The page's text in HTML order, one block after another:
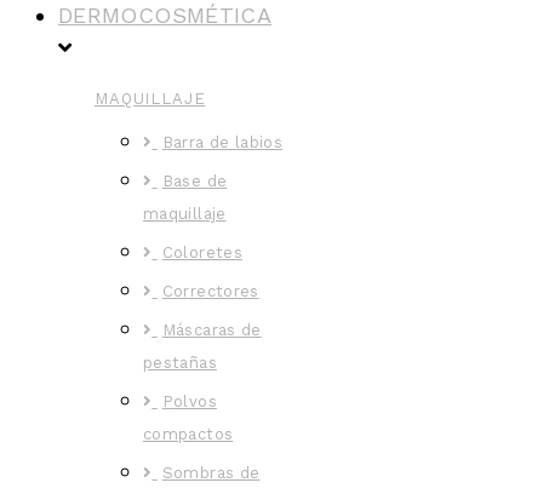
DERMOCOSMÉTICA
MAQUILLAJE
Barra de labios
Base de
maquillaje
Coloretes
Correctores
Máscaras de
pestañas
Polvos
compactos
Sombras de